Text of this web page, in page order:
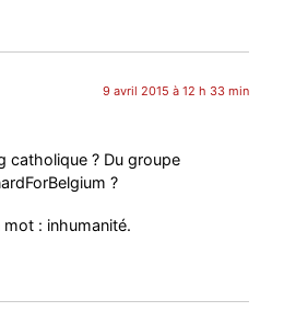
9 avril 2015 à 12 h 33 min
catholique ? Du groupe
?
mot : inhumanité.